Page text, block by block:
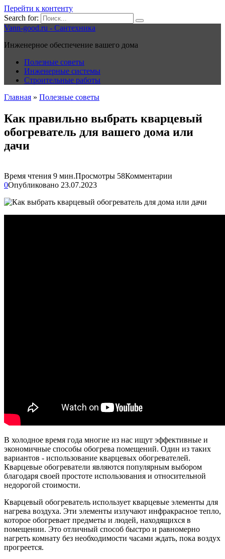
Перейти к контенту
Search for:
Vann-good.ru - Сантехника
Инженерное обеспечение вашего дома
Полезные советы
Инженерные системы
Строительные работы
Главная » Полезные советы
Как правильно выбрать кварцевый
обогреватель для вашего дома или
дачи
Время чтения 9 мин.Просмотры 58Комментарии
0Опубликовано 23.07.2023
В холодное время года многие из нас ищут эффективные и
экономичные способы обогрева помещений. Один из таких
вариантов - использование кварцевых обогревателей.
Кварцевые обогреватели являются популярным выбором
благодаря своей простоте использования и относительной
недорогой стоимости.
Кварцевый обогреватель использует кварцевые элементы для
нагрева воздуха. Эти элементы излучают инфракрасное тепло,
которое обогревает предметы и людей, находящихся в
помещении. Это отличный способ быстро и равномерно
нагреть комнату без необходимости часами ждать, пока воздух
прогреется.